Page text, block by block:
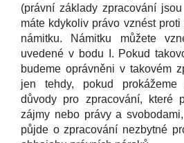
(právní základy zpracování
máte kdykoliv právo vznést
námitku. Námitku můžete
uvedené v bodu I. Pokud
budeme oprávněni v takovém
jen tehdy, pokud prokážeme
důvody pro zpracování, které
zájmy nebo právy a
půjde o zpracování nezbytné